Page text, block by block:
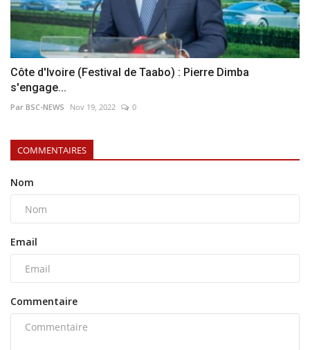
Côte d'Ivoire (Festival de Taabo) : Pierre Dimba
s'engage...
Par BSC-NEWS Nov 19, 2022 0
COMMENTAIRES
Nom
Email
Commentaire